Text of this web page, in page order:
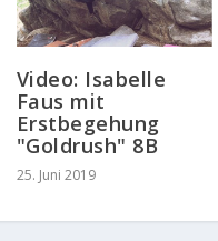
Video: Isabelle
Faus mit
Erstbegehung
"Goldrush" 8B
25. Juni 2019